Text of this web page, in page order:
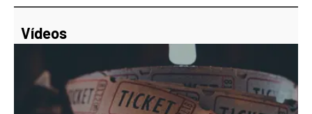
Vídeos